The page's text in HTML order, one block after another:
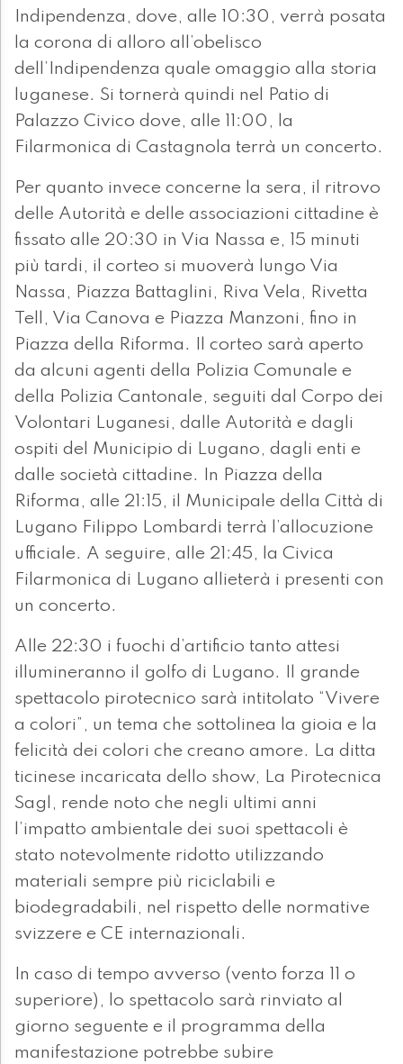
Indipendenza, dove, alle 10:30, verrà posata
la corona di alloro all’obelisco
dell’Indipendenza quale omaggio alla storia
luganese. Si tornerà quindi nel Patio di
Palazzo Civico dove, alle 11:00, la
Filarmonica di Castagnola terrà un concerto.
Per quanto invece concerne la sera, il ritrovo
delle Autorità e delle associazioni cittadine è
fissato alle 20:30 in Via Nassa e, 15 minuti
più tardi, il corteo si muoverà lungo Via
Nassa, Piazza Battaglini, Riva Vela, Rivetta
Tell, Via Canova e Piazza Manzoni, fino in
Piazza della Riforma. Il corteo sarà aperto
da alcuni agenti della Polizia Comunale e
della Polizia Cantonale, seguiti dal Corpo dei
Volontari Luganesi, dalle Autorità e dagli
ospiti del Municipio di Lugano, dagli enti e
dalle società cittadine. In Piazza della
Riforma, alle 21:15, il Municipale della Città di
Lugano Filippo Lombardi terrà l’allocuzione
ufficiale. A seguire, alle 21:45, la Civica
Filarmonica di Lugano allieterà i presenti con
un concerto.
Alle 22:30 i fuochi d’artificio tanto attesi
illumineranno il golfo di Lugano. Il grande
spettacolo pirotecnico sarà intitolato “Vivere
a colori”, un tema che sottolinea la gioia e la
felicità dei colori che creano amore. La ditta
ticinese incaricata dello show, La Pirotecnica
Sagl, rende noto che negli ultimi anni
l’impatto ambientale dei suoi spettacoli è
stato notevolmente ridotto utilizzando
materiali sempre più riciclabili e
biodegradabili, nel rispetto delle normative
svizzere e CE internazionali.
In caso di tempo avverso (vento forza 11 o
superiore), lo spettacolo sarà rinviato al
giorno seguente e il programma della
manifestazione potrebbe subire